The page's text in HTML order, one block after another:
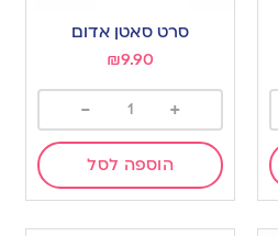
סרט סאטן אדום
₪9.90
+
-
הוספה לסל